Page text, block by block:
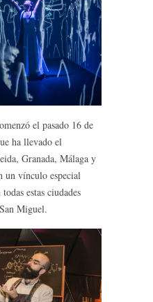
el pasado 16 de
ha llevado el
Granada, Málaga y
un vínculo especial
estas ciudades
Miguel.